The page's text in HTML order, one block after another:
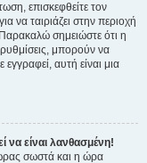
επισκεφθείτε τον
να ταιριάζει στην περιοχή
σημειώστε ότι η
μπορούν να
αυτή είναι μια
να είναι λανθασμένη!
ώρας σωστά και η ώρα